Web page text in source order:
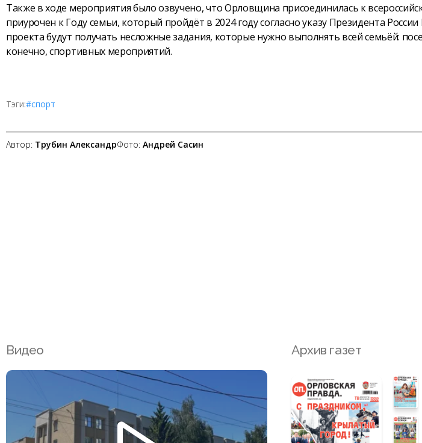
Также в ходе мероприятия было озвучено, что Орловщина присоединилась к
приурочен к Году семьи, который пройдёт в 2024 году согласно указу Президента
проекта будут получать несложные задания, которые нужно выполнять всей семьёй:
конечно, спортивных мероприятий.
Тэги:#спорт
Автор: Трубин АлександрФото: Андрей Сасин
Видео Архив газет